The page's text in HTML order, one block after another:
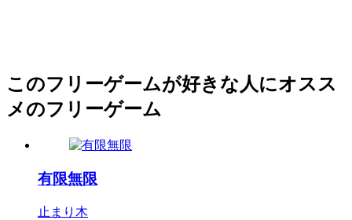
このフリーゲームが好きな人にオスス
メのフリーゲーム
有限無限
止まり木